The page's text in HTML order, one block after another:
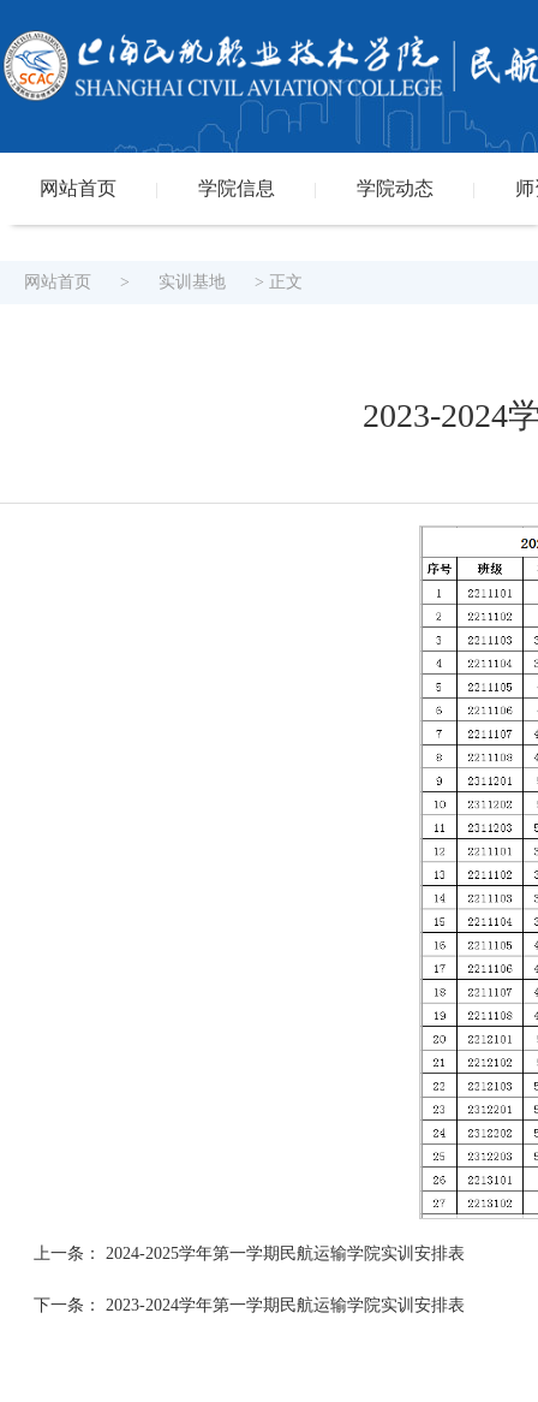
网站首页 学院信息 学院动态
网站首页 > 实训基地 > 正文
2023-2024
上一条： 2024-2025学年第一学期民航运输学院实训安排表
下一条： 2023-2024学年第一学期民航运输学院实训安排表